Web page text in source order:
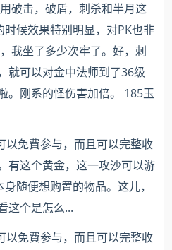
破击，破盾，刺杀和半月这
候效果特别明显，对PK也非
我坐了多少次牢了。好，刺
就可以对金中法师到了36级
。刚系的怪伤害加倍。 185玉
以免費参与，而且可以完整收
有这个黄金，这一攻沙可以游
随便想购置的物品。这儿，
这个是怎么...
以免費参与，而且可以完整收